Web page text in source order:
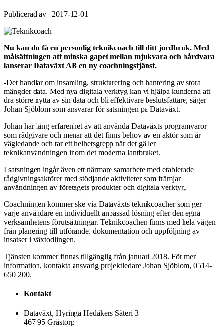
Publicerad av | 2017-12-01
Nu kan du få en personlig teknikcoach till ditt jordbruk. Med
målsättningen att minska gapet mellan mjukvara och hårdvara
lanserar Dataväxt AB en ny coachningstjänst.
-Det handlar om insamling, strukturering och hantering av stora
mängder data. Med nya digitala verktyg kan vi hjälpa kunderna att
dra större nytta av sin data och bli effektivare beslutsfattare, säger
Johan Sjöblom som ansvarar för satsningen på Dataväxt.
Johan har lång erfarenhet av att använda Dataväxts programvaror
som rådgivare och menar att det finns behov av en aktör som är
vägledande och tar ett helhetsgrepp när det gäller
teknikanvändningen inom det moderna lantbruket.
I satsningen ingår även ett närmare samarbete med etablerade
rådgivningsaktörer med stödjande aktiviteter som främjar
användningen av företagets produkter och digitala verktyg.
Coachningen kommer ske via Dataväxts teknikcoacher som ger
varje användare en individuellt anpassad lösning efter den egna
verksamhetens förutsättningar. Teknikcoachen finns med hela vägen
från planering till utförande, dokumentation och uppföljning av
insatser i växtodlingen.
Tjänsten kommer finnas tillgänglig från januari 2018. För mer
information, kontakta ansvarig projektledare Johan Sjöblom, 0514-
650 200.
Kontakt
Dataväxt, Hyringa Hedåkers Säteri 3
467 95 Grästorp